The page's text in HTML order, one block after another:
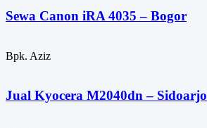
Sewa Canon iRA 4035 – Bogor
Bpk. Aziz
Jual Kyocera M2040dn – Sidoarjo